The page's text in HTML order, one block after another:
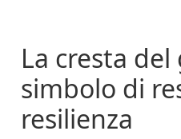
La cresta del
simbolo di
resilienza